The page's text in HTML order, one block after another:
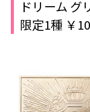
ドリーム グ
限定1種 ￥